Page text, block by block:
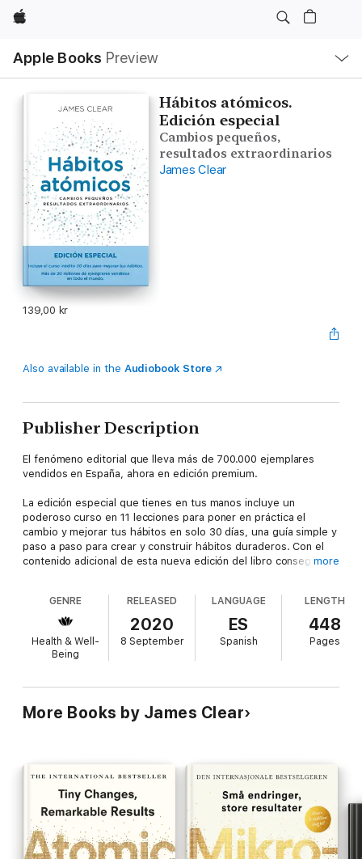
Apple
Apple Books Preview
Nav
Open
Menu
Hábitos atómicos.
Edición especial
Cambios pequeños,
resultados extraordinarios
James Clear
139,00 kr
Also available in the Audiobook Store
Publisher Description
El fenómeno editorial que lleva más de 700.000 ejemplares
vendidos en España, ahora en edición premium.
La edición especial que tienes en tus manos incluye un
poderoso curso en 11 lecciones para poner en práctica el
cambio y mejorar tus hábitos en solo 30 días, una guía simple y
paso a paso para crear y construir hábitos duraderos. Con el
contenido adicional de esta nueva edición del libro conseguirás
momento. Incluye un cuaderno de trabajo con plantillas y hojas
de trucos, además de nuevos ejemplos y aplicaciones inéditas
creadas por el autor. Aprenderás un marco de trabajo que
funciona para cualquier hábito.
more
GENRE
Health & Well-
Being
RELEASED
2020
8 September
LANGUAGE
ES
Spanish
LENGTH
448
Pages
More Books by James Clear